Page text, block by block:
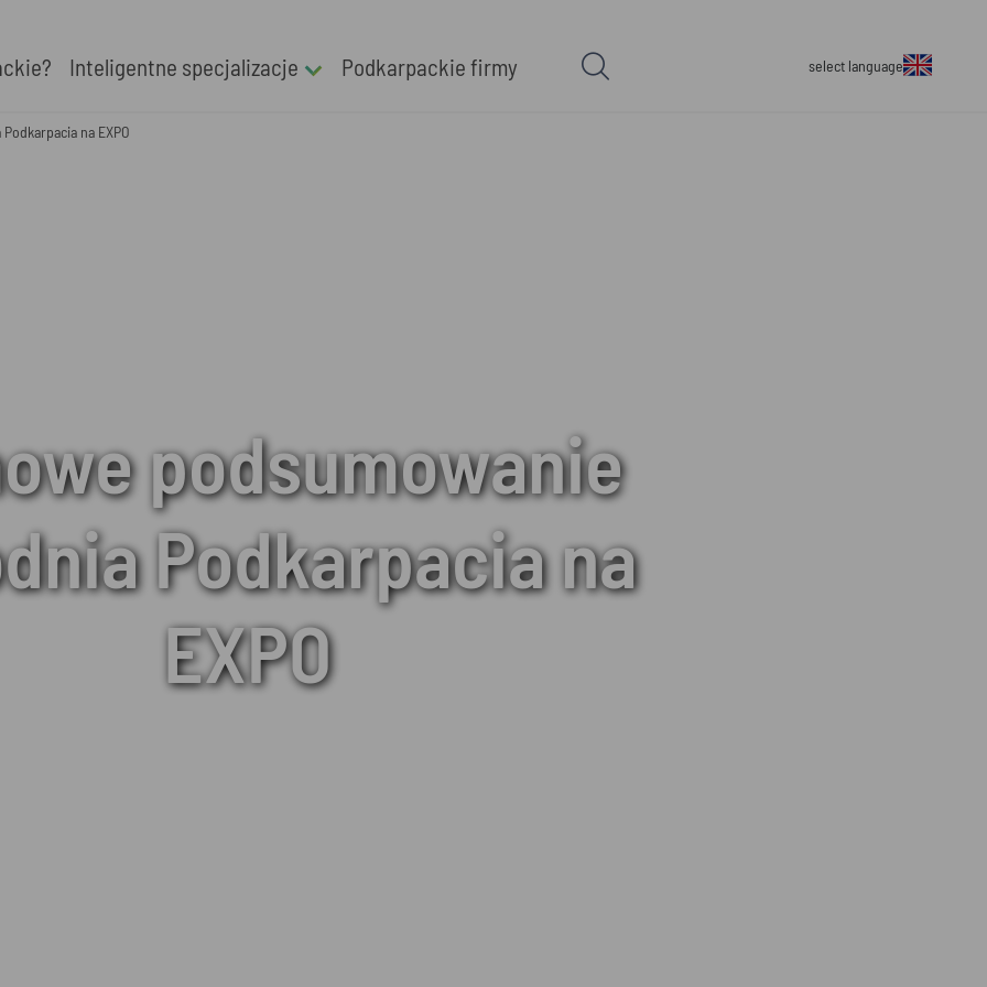
Inteligentne specjalizacje Podkarpackie firmy select language
na EXPO
podsumowanie
Podkarpacia na
EXPO